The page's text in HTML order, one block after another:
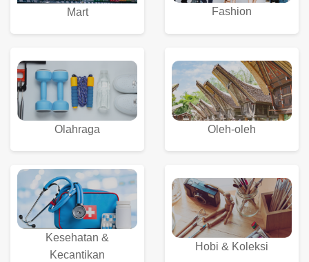
Mart Fashion
Olahraga Oleh-oleh
Kesehatan &
Kecantikan
Hobi & Koleksi